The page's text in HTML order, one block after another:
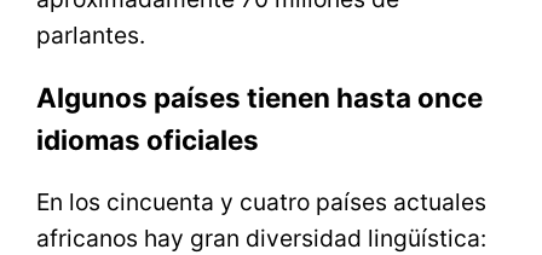
parlantes.
Algunos países tienen hasta once
idiomas oficiales
En los cincuenta y cuatro países actuales
africanos hay gran diversidad lingüística: